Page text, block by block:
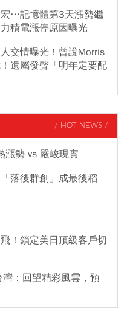
…記憶體第3天漲勢繼
積電漲停原因曝光
交情曝光！曾說Morris
遺屬發聲「明年定要配
/ HOT NEWS /
漲勢 vs 嚴峻現實
落後群創」成最後稻
！鎖定美日頂級客戶切
：回望精彩風雲，預